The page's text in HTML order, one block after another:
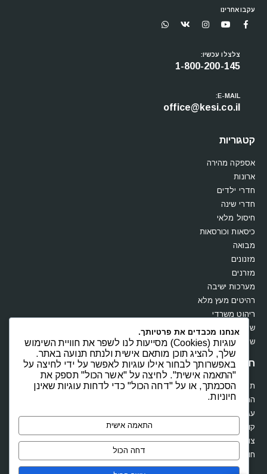
עקבו אחרינו
צלצלו עכשיו:
1-800-200-145
E-MAIL:
office@kesi.co.il
קטגוריות
אספקה מהירה
ארונות
חדרי ילדים
חדרי שינה
חיסול מלאי
כיסאות וכורסאות
מבואה
מזנונים
מזרנים
מערכות ישיבה
רהיטים מעץ מלא
ריהוט משרדי
שולחנות
שידות וקומודות
חנות
תקנון
החשבון שלי
עגלת קניות
קופה
צור קשר
חוות דעת
אנחנו מכבדים את פרטיותך.
עוגיות (Cookies) מסייעות לנו לשפר את חוויית השימוש
שלך, להציג תוכן מותאם אישית ולנתח תנועה באתר.
באפשרותך לבחור אילו עוגיות לאפשר על ידי לחיצה על
"התאמה אישית". לחיצה על "אשר הכול" תספק את
הסכמתך, או על "דחה הכול" כדי לדחות עוגיות שאינן
חיוניות.
התאמה אישית
דחה הכול